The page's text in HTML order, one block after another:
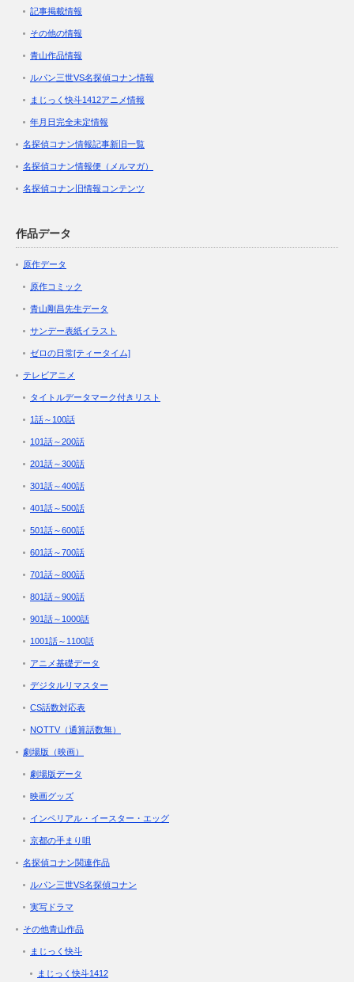
記事掲載情報
その他の情報
青山作品情報
ルパン三世VS名探偵コナン情報
まじっく快斗1412アニメ情報
年月日完全未定情報
名探偵コナン情報記事新旧一覧
名探偵コナン情報便（メルマガ）
名探偵コナン旧情報コンテンツ
作品データ
原作データ
原作コミック
青山剛昌先生データ
サンデー表紙イラスト
ゼロの日常[ティータイム]
テレビアニメ
タイトルデータマーク付きリスト
1話～100話
101話～200話
201話～300話
301話～400話
401話～500話
501話～600話
601話～700話
701話～800話
801話～900話
901話～1000話
1001話～1100話
アニメ基礎データ
デジタルリマスター
CS話数対応表
NOTTV（通算話数無）
劇場版（映画）
劇場版データ
映画グッズ
インペリアル・イースター・エッグ
京都の手まり唄
名探偵コナン関連作品
ルパン三世VS名探偵コナン
実写ドラマ
その他青山作品
まじっく快斗
まじっく快斗1412